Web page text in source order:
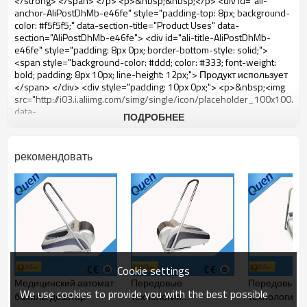
ПОДРОБНЕЕ
рекомендовать
Медицинский автомат
бахилы дозатор
Передовые
технологии
Передовые
технологии
Cookie settings
We use cookies to provide you with the best possible